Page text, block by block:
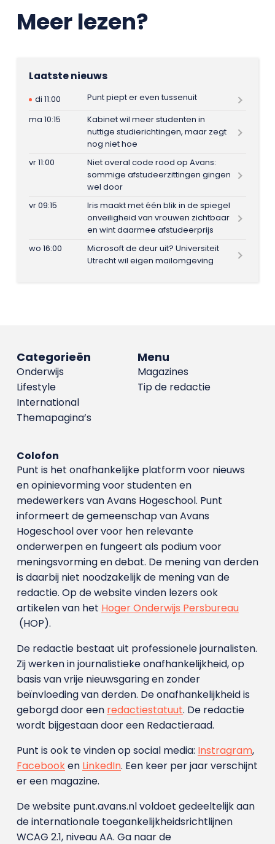
Meer lezen?
Laatste nieuws
di 11:00
Punt piept er even tussenuit
ma 10:15
Kabinet wil meer studenten in
nuttige studierichtingen, maar zegt
nog niet hoe
vr 11:00
Niet overal code rood op Avans:
sommige afstudeerzittingen gingen
wel door
vr 09:15
Iris maakt met één blik in de spiegel
onveiligheid van vrouwen zichtbaar
en wint daarmee afstudeerprijs
wo 16:00
Microsoft de deur uit? Universiteit
Utrecht wil eigen mailomgeving
Menu
Magazines
Tip de redactie
Categorieën
Onderwijs
Lifestyle
International
Themapagina’s
Colofon
Punt is het onafhankelijke platform voor nieuws
en opinievorming voor studenten en
medewerkers van Avans Hoge­school. Punt
informeert de gemeenschap van Avans
Hogeschool over voor hen relevante
onderwerpen en fungeert als podium voor
meningsvorming en debat. De mening van derden
is daarbij niet noodzakelijk de mening van de
redactie. Op de website vinden lezers ook
artikelen van het Hoger Onderwijs Persbureau
(HOP).
De redactie bestaat uit professionele journalisten.
Zij werken in journalistieke onafhankelijkheid, op
basis van vrije nieuwsgaring en zonder
beïnvloeding van derden. De onafhankelijkheid is
geborgd door een redactiestatuut. De redactie
wordt bijgestaan door een Redactieraad.
Punt is ook te vinden op social media: Instragram,
Facebooken LinkedIn. Een keer per jaar verschijnt
er een magazine.
De website punt.avans.nl voldoet gedeeltelijk aan
de internationale toegankelijkheidsrichtlijnen
WCAG 2.1, niveau AA. Ga naar de